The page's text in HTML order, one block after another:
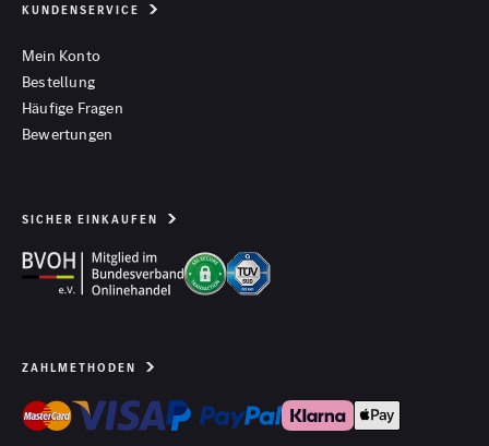
KUNDENSERVICE
Mein Konto
Bestellung
Häufige Fragen
Bewertungen
SICHER EINKAUFEN
ZAHLMETHODEN